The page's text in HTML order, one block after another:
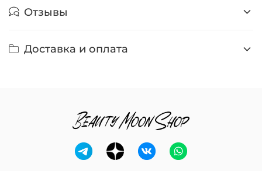
Отзывы
Доставка и оплата